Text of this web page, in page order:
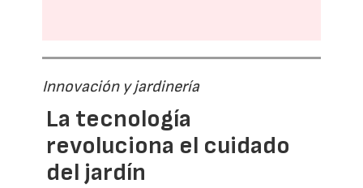
Innovación y jardinería
La tecnología
revoluciona el cuidado
del jardín